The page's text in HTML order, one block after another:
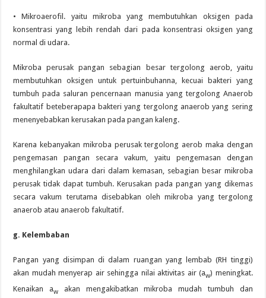
• Mikroaerofil. yaitu mikroba yang membutuhkan oksigen pada
konsentrasi yang lebih rendah dari pada konsentrasi oksigen yang
normal di udara.
Mikroba perusak pangan sebagian besar tergolong aerob, yaitu
membutuhkan oksigen untuk pertuinbuhanna, kecuai bakteri yang
tumbuh pada saluran pencernaan manusia yang tergolong Anaerob
fakultatif beteberapapa bakteri yang tergolong anaerob yang sering
menenyebabkan kerusakan pada pangan kaleng.
Karena kebanyakan mikroba perusak tergolong aerob maka dengan
pengemasan pangan secara vakum, yaitu pengemasan dengan
menghilangkan udara dari dalam kemasan, sebagian besar mikroba
perusak tidak dapat tumbuh. Kerusakan pada pangan yang dikemas
secara vakum terutama disebabkan oleh mikroba yang tergolong
anaerob atau anaerob fakultatif.
g. Kelembaban
Pangan yang disimpan di dalam ruangan yang lembab (RH tinggi)
akan mudah menyerap air sehingga nilai aktivitas air (aw) meningkat.
Kenaikan aw akan mengakibatkan mikroba mudah tumbuh dan